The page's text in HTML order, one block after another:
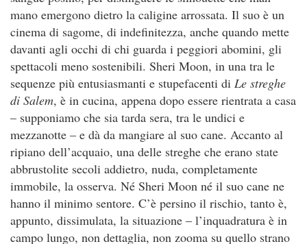
mano emergono dietro la caligine arrossata. Il suo è un
cinema di sagome, di indefinitezza, anche quando mette
davanti agli occhi di chi guarda i peggiori abomini, gli
spettacoli meno sostenibili. Sheri Moon, in una tra le
sequenze più entusiasmanti e stupefacenti di Le streghe
di Salem, è in cucina, appena dopo essere rientrata a casa
– supponiamo che sia tarda sera, tra le undici e
mezzanotte – e dà da mangiare al suo cane. Accanto al
ripiano dell’acquaio, una delle streghe che erano state
abbrustolite secoli addietro, nuda, completamente
immobile, la osserva. Né Sheri Moon né il suo cane ne
hanno il minimo sentore. C’è persino il rischio, tanto è,
appunto, dissimulata, la situazione – l’inquadratura è in
campo lungo, non dettaglia, non zooma su quello strano